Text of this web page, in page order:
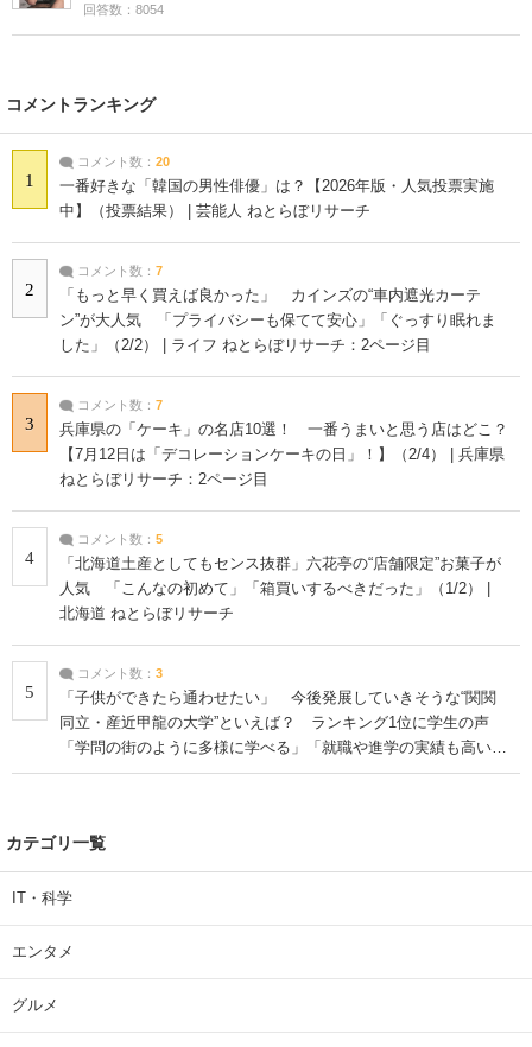
回答数：8054
コメントランキング
1
コメント数： 20
一番好きな「韓国の男性俳優」は？【2026年版・人気投票実施
中】（投票結果） | 芸能人 ねとらぼリサーチ
2
コメント数： 7
「もっと早く買えば良かった」 カインズの“車内遮光カーテ
ン”が大人気 「プライバシーも保てて安心」「ぐっすり眠れま
した」（2/2） | ライフ ねとらぼリサーチ：2ページ目
3
コメント数： 7
兵庫県の「ケーキ」の名店10選！ 一番うまいと思う店はどこ？
【7月12日は「デコレーションケーキの日」！】（2/4） | 兵庫県
ねとらぼリサーチ：2ページ目
4
コメント数： 5
「北海道土産としてもセンス抜群」六花亭の“店舗限定”お菓子が
人気 「こんなの初めて」「箱買いするべきだった」（1/2） |
北海道 ねとらぼリサーチ
5
コメント数： 3
「子供ができたら通わせたい」 今後発展していきそうな“関関
同立・産近甲龍の大学”といえば？ ランキング1位に学生の声
「学問の街のように多様に学べる」「就職や進学の実績も高い」
| 大学 ねとらぼリサーチ
カテゴリ一覧
IT・科学
エンタメ
グルメ